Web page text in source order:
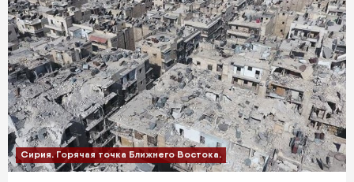
Сирия. Горячая точка Ближнего Востока.